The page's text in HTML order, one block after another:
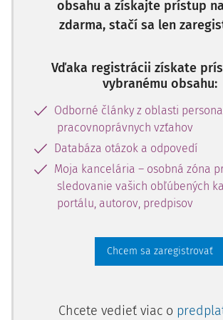
obsahu a získajte prístup
zdarma, stačí sa len
Vďaka registrácii získate
vybranému obsahu:
Odborné články z oblasti
pracovnoprávnych vzťahov
Databáza otázok a odpovedí
Moja kancelária – osobná zóna
sledovanie vašich obľúbených
portálu, autorov, predpisov
Chcem sa zaregistrovať
Chcete vedieť viac o